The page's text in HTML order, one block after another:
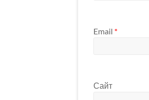
Email *
Сайт